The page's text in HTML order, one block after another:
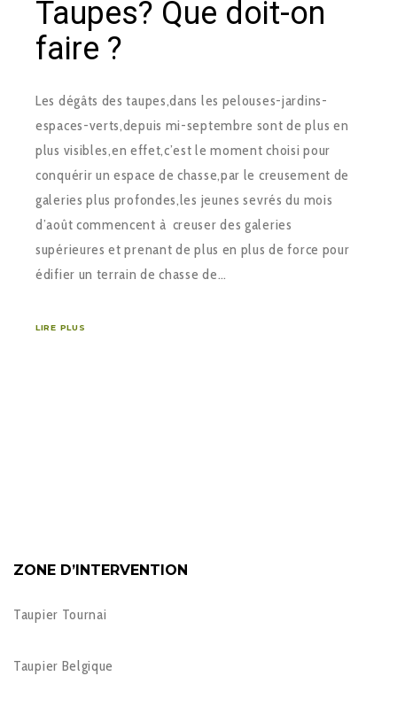
Taupes? Que doit-on
faire ?
Les dégâts des taupes,dans les pelouses-jardins-
espaces-verts,depuis mi-septembre sont de plus en
plus visibles,en effet,c’est le moment choisi pour
conquérir un espace de chasse,par le creusement de
galeries plus profondes,les jeunes sevrés du mois
d’août commencent à creuser des galeries
supérieures et prenant de plus en plus de force pour
édifier un terrain de chasse de…
LIRE PLUS
ZONE D’INTERVENTION
Taupier Tournai
Taupier Belgique